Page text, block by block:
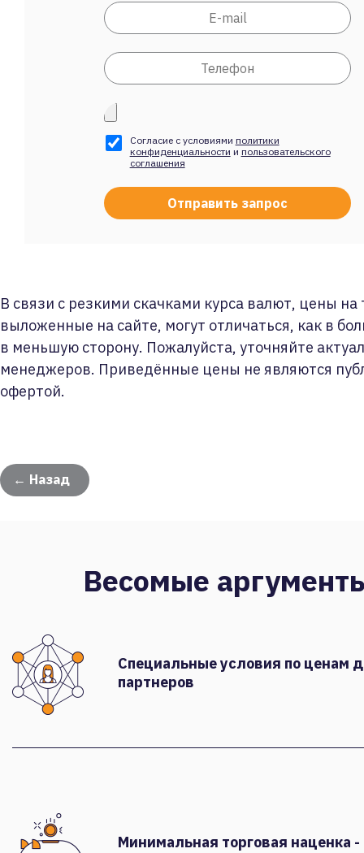
Согласие с условиями политики
конфиденциальности и пользовательского
соглашения
В связи с резкими скачками курса валют, цены на
выложенные на сайте, могут отличаться, как в
в меньшую сторону. Пожалуйста, уточняйте
менеджеров. Приведённые цены не являются
офертой.
← Назад
Весомые
Специальные условия по ценам
партнеров
Минимальная торговая наценка